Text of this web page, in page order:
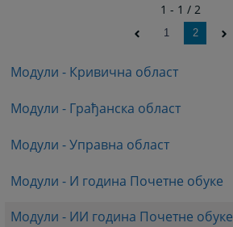
Модули - Кривична област
Модули - Грађанска област
Модули - Управна област
Модули - И година Почетне обуке
Модули - ИИ година Почетне обуке
1 - 1 / 2
1 2